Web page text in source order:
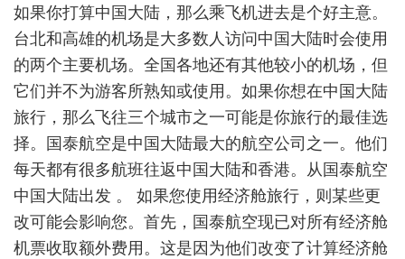
何
选
择
国
泰
航
空
经
济
舱
航
班
如果你打算中国大陆，那么乘飞机进去是个好主意。
台北和高雄的机场是大多数人访问中国大陆时会使用
的两个主要机场。全国各地还有其他较小的机场，但
它们并不为游客所熟知或使用。如果你想在中国大陆
旅行，那么飞往三个城市之一可能是你旅行的最佳选
择。国泰航空是中国大陆最大的航空公司之一。他们
每天都有很多航班往返中国大陆和香港。从国泰航空
中国大陆出发 。 如果您使用经济舱旅行，则某些更
改可能会影响您。首先，国泰航空现已对所有经济舱
机票收取额外费用。这是因为他们改变了计算经济舱